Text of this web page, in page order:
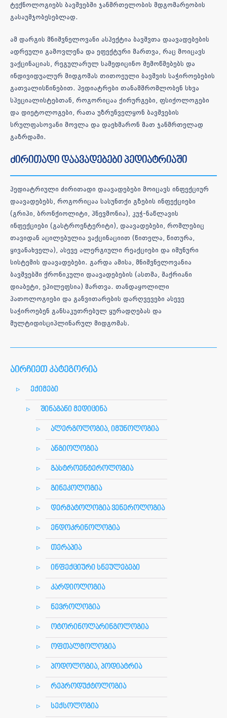
აირჩიეთ კატეგორია
ექიმები
შინაგანი მედიცინა
ალერგოლოგია, იმუნოლოგია
ანგიოლოგია
გასტროენტეროლოგია
გინეკოლოგია
დერმატოლოგია ვენეროლოგია
ენდოკრინოლოგია
თერაპია
ინფექციური სნეულებები
კარდიოლოგია
ნევროლოგია
ოტორინოლარინგოლოგია
ოფთალმოლოგია
პოდოლოგია, პოდიატრია
რეპროდუქტოლოგია
სექსოლოგია
ტექნოლოგიებს ბავშვებში ჯანმრთელობის მდგომარეობის
გასაუმჯობესებლად.
ამ დარგის მნიშვნელოვანი ასპექტია ბავშვთა დაავადებების
ადრეული გამოვლენა და ეფექტური მართვა, რაც მოიცავს
ვაქცინაციას, რეგულარულ სამედიცინო შემოწმებებს და
ინდივიდუალურ მიდგომას თითოეული ბავშვის საჭიროებების
გათვალისწინებით. პედიატრები თანამშრომლობენ სხვა
სპეციალისტებთან, როგორიცაა ქირურგები, ფსიქოლოგები
და დიეტოლოგები, რათა უზრუნველყონ ბავშვების
სრულფასოვანი მოვლა და დაეხმარონ მათ ჯანმრთელად
გაზრდაში.
ძირითადი დაავადებები პედიატრიაში
პედიატრიული ძირითადი დაავადებები მოიცავს ინფექციურ
დაავადებებს, როგორიცაა სასუნთქი გზების ინფექციები
(გრიპი, ბრონქიოლიტი, პნევმონია), კუჭ-ნაწლავის
ინფექციები (გასტროენტერიტი), დაავადებები, რომლებიც
თავიდან აცილებულია ვაქცინაციით (წითელა, წითურა,
ყივანახველა), ასევე ალერგიული რეაქციები და იმუნური
სისტემის დაავადებები. გარდა ამისა, მნიშვნელოვანია
ბავშვებში ქრონიკული დაავადებების (ასთმა, შაქრიანი
დიაბეტი, ეპილეფსია) მართვა. თანდაყოლილი
პათოლოგიები და განვითარების დარღვევები ასევე
საჭიროებენ განსაკუთრებულ ყურადღებას და
მულტიდისციპლინარულ მიდგომას.